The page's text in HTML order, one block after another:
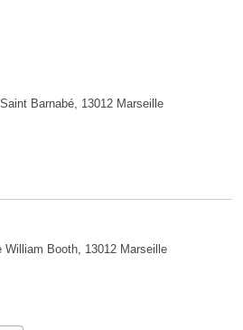
Barnabé, 13012 Marseille
William Booth, 13012 Marseille